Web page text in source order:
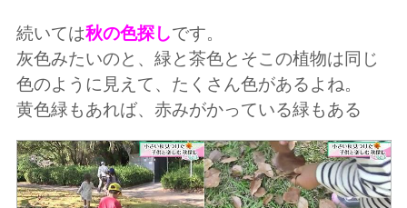
続いては秋の色探しです。
灰色みたいのと、緑と茶色とそこの植物は同じ
色のように見えて、たくさん色があるよね。
黄色緑もあれば、赤みがかっている緑もある